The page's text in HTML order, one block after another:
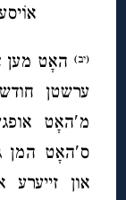
(יב) האָט מען
ערשטן
מ′האָט
ס′האָט המן
און זייערע